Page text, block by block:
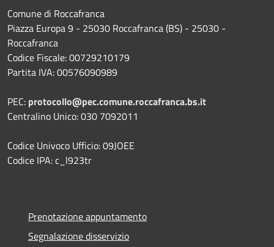
Comune di Roccafranca
Piazza Europa 9 - 25030 Roccafranca (BS) - 25030 -
Roccafranca
Codice Fiscale: 00729210179
Partita IVA: 00576090989
PEC: protocollo@pec.comune.roccafranca.bs.it
Centralino Unico: 030 7092011
Codice Univoco Ufficio: 09JOEE
Codice IPA: c_l923tr
Prenotazione appuntamento
Segnalazione disservizio